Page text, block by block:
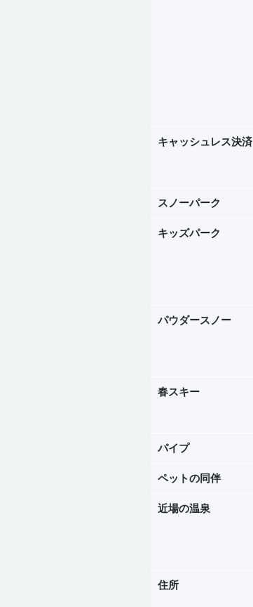
キャッシュレス決済
スノーパーク
キッズパーク
パウダースノー
春スキー
パイプ
ペットの同伴
近場の温泉
住所